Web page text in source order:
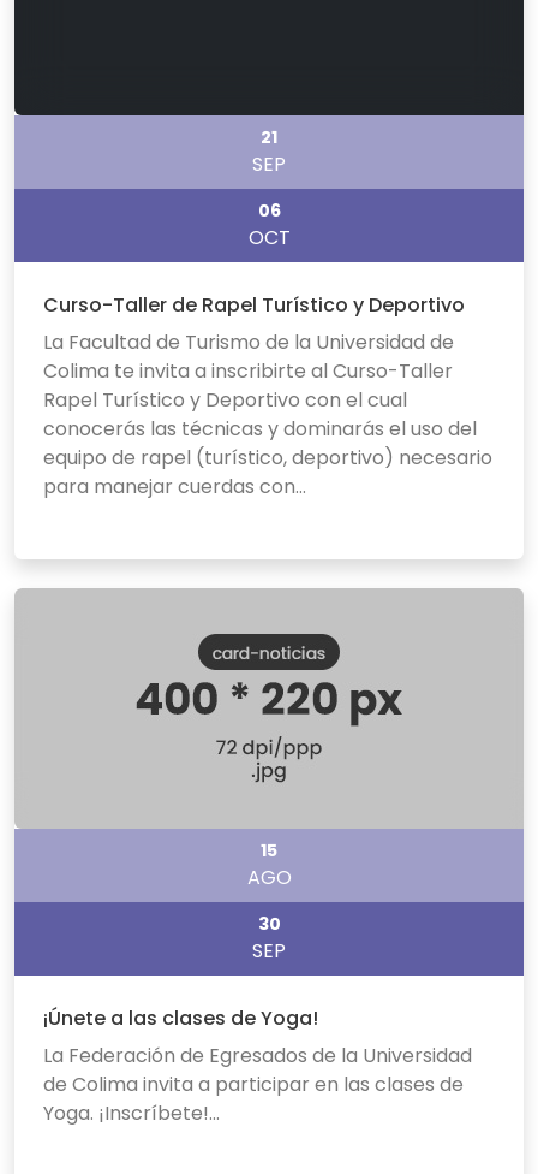
21
SEP
06
OCT
Curso-Taller de Rapel Turístico y Deportivo
La Facultad de Turismo de la Universidad de
Colima te invita a inscribirte al Curso-Taller
Rapel Turístico y Deportivo con el cual
conocerás las técnicas y dominarás el uso del
equipo de rapel (turístico, deportivo) necesario
para manejar cuerdas con...
15
AGO
30
SEP
¡Únete a las clases de Yoga!
La Federación de Egresados de la Universidad
de Colima invita a participar en las clases de
Yoga. ¡Inscríbete!...